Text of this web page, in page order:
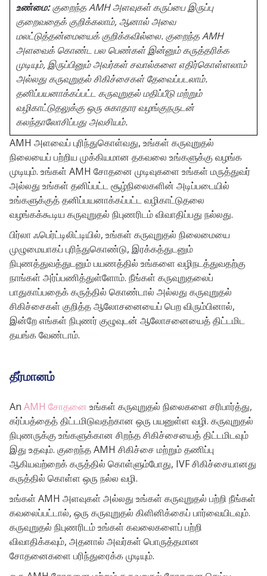
உண்மை:குறைந்த AMH அளவுகள் கருப்பை இருப்பு
குறைவதைக் குறிக்கலாம், ஆனால் அவை
மலட்டுத்தன்மையைக் குறிக்கவில்லை. குறைந்த AMH
அளவைக் கொண்ட பல பெண்கள் இன்னும் கருத்தரிக்க
முடியும், இருப்பினும் அவர்கள் சவால்களை எதிர்கொள்ளலாம்
அல்லது கருவுறுதல் சிகிச்சைகள் தேவைப்படலாம்.
தனிப்பயனாக்கப்பட்ட கருவுறுதல் மதிப்பீடு மற்றும்
வழிகாட்டுதலுக்கு ஒரு சுகாதார வழங்குநருடன்
கலந்தாலோசிப்பது அவசியம்.
AMH அளவைப் புரிந்துகொள்வது, உங்கள் கருவுறுதல்
நிலையைப் பற்றிய முக்கியமான தகவலை உங்களுக்கு வழங்க
முடியும். உங்கள் AMH சோதனை முடிவுகளை உங்கள் மருத்துவர்
அல்லது உங்கள் தனிப்பட்ட சூழ்நிலைகளின் அடிப்படையில்
உங்களுக்குத் தனிப்பயனாக்கப்பட்ட வழிகாட்டுதலை
வழங்கக்கூடிய கருவுறுதல் நிபுணரிடம் விவாதிப்பது நல்லது.
பிர்லா ஃபெர்ட்டிலிட்டியில், உங்கள் கருவுறுதல் நிலைமையை
முழுமையாகப் புரிந்துகொண்டு, இரக்கத்துடனும்
நிபுணத்துவத்துடனும் பயணத்தில் உங்களை வழிநடத்துவதற்கு
நாங்கள் அர்ப்பணித்துள்ளோம். நீங்கள் கருவுறுதலைப்
பாதுகாப்பதைக் கருத்தில் கொண்டால் அல்லது கருவுறுதல்
சிகிச்சைகள் குறித்த ஆலோசனையைப் பெற விரும்பினால்,
இன்றே எங்கள் நிபுணர் குழுவுடன் ஆலோசனையைத் திட்டமிட
தயங்க வேண்டாம்.
தீர்மானம்
An AMH சோதனை உங்கள் கருவுறுதல் நிலைகளை சரிபார்த்து,
கர்ப்பத்தைத் திட்டமிடுவதற்கான ஒரு பயனுள்ள வழி. கருவுறுதல்
நிபுணருக்கு உங்களுக்கான சிறந்த சிகிச்சையைத் திட்டமிடவும்
இது உதவும். குறைந்த AMH சிகிச்சை மற்றும் தணிப்பு
ஆகியவற்றைக் கருத்தில் கொள்ளும்போது, ​​​​IVF சிகிச்சையானது
கருத்தில் கொள்ள ஒரு நல்ல வழி.
உங்கள் AMH அளவுகள் அல்லது உங்கள் கருவுறுதல் பற்றி நீங்கள்
கவலைப்பட்டால், ஒரு கருவுறுதல் கிளினிக்கைப் பார்வையிடவும்.
கருவுறுதல் நிபுணரிடம் உங்கள் கவலைகளைப் பற்றி
விவாதிக்கவும், அதனால் அவர்கள் பொருத்தமான
சோதனைகளை பரிந்துரைக்க முடியும்.